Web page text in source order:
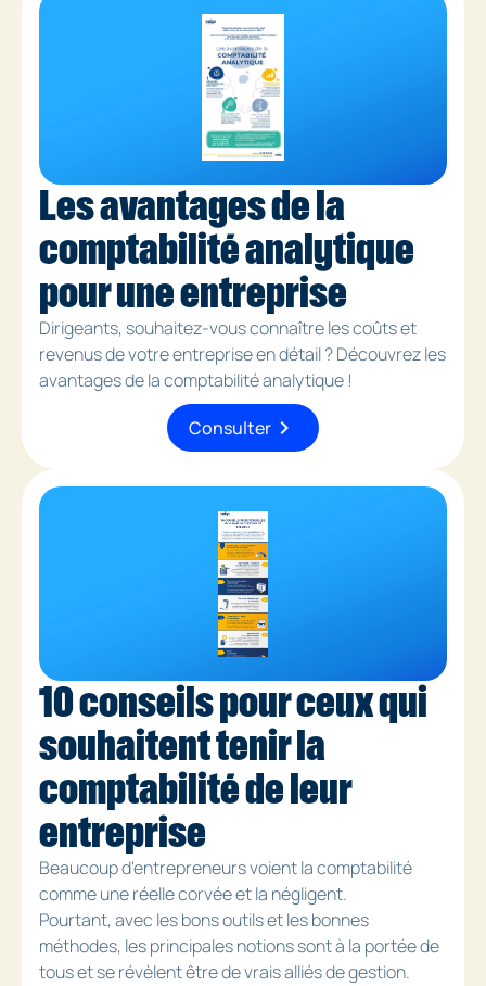
Les avantages de la
comptabilité analytique
pour une entreprise
Dirigeants, souhaitez-vous connaître les coûts et
revenus de votre entreprise en détail ? Découvrez les
avantages de la comptabilité analytique !
Consulter chevron_right
10 conseils pour ceux qui
souhaitent tenir la
comptabilité de leur
entreprise
Beaucoup d'entrepreneurs voient la comptabilité
comme une réelle corvée et la négligent.
Pourtant, avec les bons outils et les bonnes
méthodes, les principales notions sont à la portée de
tous et se révèlent être de vrais alliés de gestion.